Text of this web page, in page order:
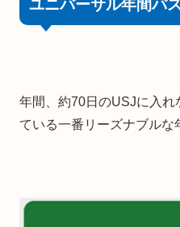
ユニバーサル年間パ
年間、約70日のUSJに入
ている一番リーズナブルな